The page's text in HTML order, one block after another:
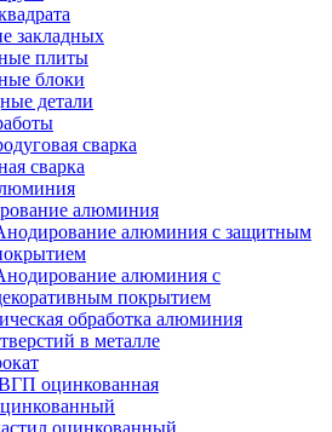
закладных
плиты
блоки
детали
сварка
сварка
алюминия
алюминия с защитным
алюминия с
покрытием
обработка алюминия
в металле
оцинкованная
оцинкованный